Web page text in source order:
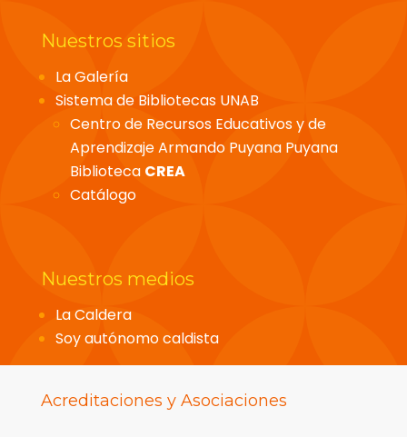
Nuestros sitios
La Galería
Sistema de Bibliotecas UNAB
Centro de Recursos Educativos y de
Aprendizaje Armando Puyana Puyana
Biblioteca CREA
Catálogo
Nuestros medios
La Caldera
Soy autónomo caldista
Acreditaciones y Asociaciones